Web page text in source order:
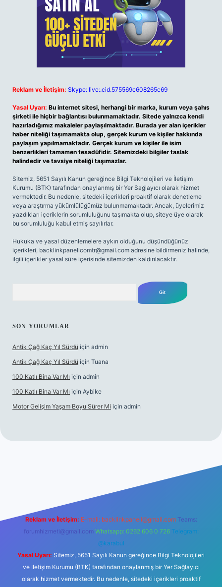
Reklam ve İletişim: Skype: live:.cid.575569c608265c69
Yasal Uyarı: Bu internet sitesi, herhangi bir marka, kurum veya şahıs
şirketi ile hiçbir bağlantısı bulunmamaktadır. Sitede yalnızca kendi
hazırladığımız makaleler paylaşılmaktadır. Burada yer alan içerikler
haber niteliği taşımamakta olup, gerçek kurum ve kişiler hakkında
paylaşım yapılmamaktadır. Gerçek kurum ve kişiler ile isim
benzerlikleri tamamen tesadüfidir. Sitemizdeki bilgiler taslak
halindedir ve tavsiye niteliği taşımazlar.
Sitemiz, 5651 Sayılı Kanun gereğince Bilgi Teknolojileri ve İletişim
Kurumu (BTK) tarafından onaylanmış bir Yer Sağlayıcı olarak hizmet
vermektedir. Bu nedenle, sitedeki içerikleri proaktif olarak denetleme
veya araştırma yükümlülüğümüz bulunmamaktadır. Ancak, üyelerimiz
yazdıkları içeriklerin sorumluluğunu taşımakta olup, siteye üye olarak
bu sorumluluğu kabul etmiş sayılırlar.
Hukuka ve yasal düzenlemelere aykırı olduğunu düşündüğünüz
içerikleri, backlinkpanelicomtr@gmail.com adresine bildirmeniz halinde,
ilgili içerikler yasal süre içerisinde sitemizden kaldırılacaktır.
SON YORUMLAR
Antik Çağ Kaç Yıl Sürdü için admin
Antik Çağ Kaç Yıl Sürdü için Tuana
100 Katlı Bina Var Mı için admin
100 Katlı Bina Var Mı için Aybike
Motor Gelişim Yaşam Boyu Sürer Mi için admin
Reklam ve İletişim: E-mail: backlinkpaneli@gmail.com Teams:
forumhizmeti@gmail.com Whatsapp: 0262 606 0 726 Telegram:
@karabul
Yasal Uyarı: Sitemiz, 5651 Sayılı Kanun gereğince Bilgi Teknolojileri
ve İletişim Kurumu (BTK) tarafından onaylanmış bir Yer Sağlayıcı
olarak hizmet vermektedir. Bu nedenle, sitedeki içerikleri proaktif